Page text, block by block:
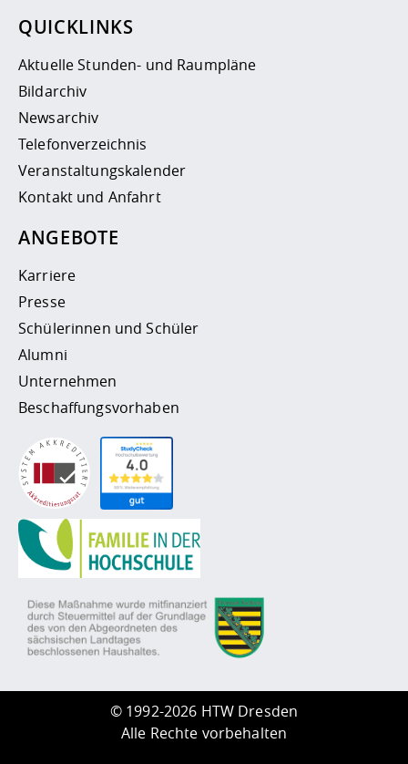
QUICKLINKS
Aktuelle Stunden- und Raumpläne
Bildarchiv
Newsarchiv
Telefonverzeichnis
Veranstaltungskalender
Kontakt und Anfahrt
ANGEBOTE
Karriere
Presse
Schülerinnen und Schüler
Alumni
Unternehmen
Beschaffungsvorhaben
© 1992-2026 HTW Dresden
Alle Rechte vorbehalten